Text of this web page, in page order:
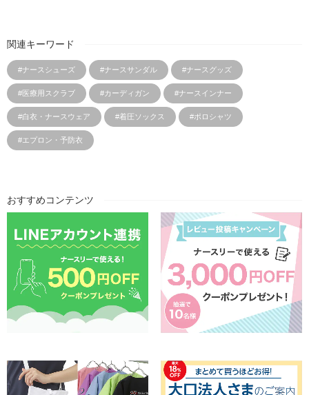
関連キーワード
#ナースシューズ #ナースサンダル #ナースグッズ
#医療用スクラブ #カーディガン #ナースインナー
#白衣・ナースウェア #着圧ソックス #ポロシャツ
#エプロン・予防衣
おすすめコンテンツ